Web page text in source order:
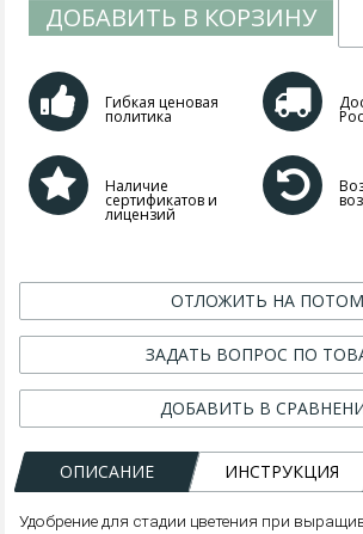
ДОБАВИТЬ В КОРЗИНУ
Гибкая ценовая
политика
Наличие
сертификатов и
лицензий
ОТЛОЖИТЬ НА ПОТОМ
ЗАДАТЬ ВОПРОС ПО
ДОБАВИТЬ В
ОПИСАНИЕ ИНСТРУКЦИЯ
Удобрение для стадии цветения при